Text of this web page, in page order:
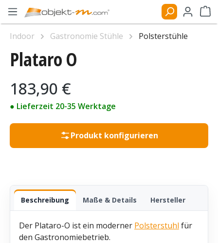
Zum Hauptinhalt springen
Plataro O
Regulärer Preis:
183,90 €
● Lieferzeit 20-35 Werktage
Produkt konfigurieren
Beschreibung Maße & Details Hersteller
Der Plataro-O ist ein moderner Polsterstuhl für
den Gastronomiebetrieb.
Indoor Gastronomie Stühle
Polsterstühle
Bildergalerie überspringen